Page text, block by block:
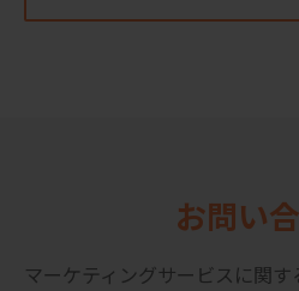
お問い
マーケティングサービスに関